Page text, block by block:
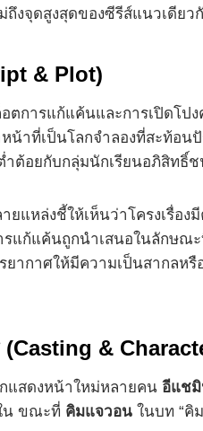
ถึงจุดสูงสุดของซีรีส์แนวเดียว
& Plot)
ตการแก้แค้นและการเปิดโปง
หน้าที่เป็นโลกจำลองที่สะท้อ
ต้อยกับกลุ่มนักเรียนอภิสิทธิ์
แหล่งชี้ให้เห็นว่าโครงเรื่อง
แก้แค้นถูกนำเสนอในลักษณ
ยากาศให้มีความเป็นสากลห
&
แสดงหน้าใหม่หลายคน อีแช
น ขณะที่ คิมแจวอน ในบท “คิ